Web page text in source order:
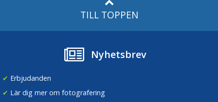
★ ★★★★
LÄGG I VARUKORG
TILL TOPPEN
Nyhetsbrev
✔ Erbjudanden
✔ Lär dig mer om fotografering